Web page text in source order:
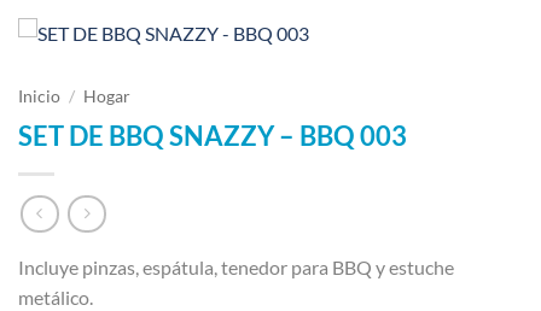
Inicio / Hogar
SET DE BBQ SNAZZY – BBQ 003
Incluye pinzas, espátula, tenedor para BBQ y estuche
metálico.